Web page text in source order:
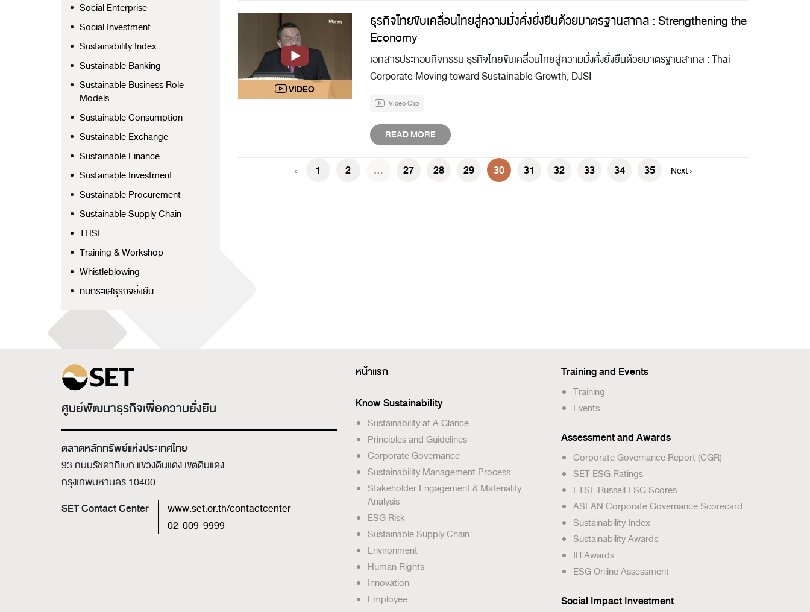
Social Enterprise
Social Investment
Sustainability Index
Sustainable Banking
Sustainable Business Role
Models
Sustainable Consumption
Sustainable Exchange
Sustainable Finance
Sustainable Investment
Sustainable Procurement
Sustainable Supply Chain
THSI
Training & Workshop
Whistleblowing
ทันกระแสธุรกิจยั่งยืน
ธุรกิจไทยขับเคลื่อนไทยสู่ความมั่งคั่งยั่งยืนด้วยมาตรฐานสากล : Strengthening the
Economy
เอกสารประกอบกิจกรรม ธุรกิจไทยขับเคลื่อนไทยสู่ความมั่งคั่งยั่งยืนด้วยมาตรฐานสากล : Thai
Corporate Moving toward Sustainable Growth, DJSI
Video Clip
READ MORE
‹ 1 2 ... 27 28 29 30 31 32 33 34 35 Next ›
ศูนย์พัฒนาธุรกิจเพื่อความยั่งยืน
ตลาดหลักทรัพย์แห่งประเทศไทย
93 ถนนรัชดาภิเษก แขวงดินแดง เขตดินแดง
กรุงเทพมหานคร 10400
SET Contact Center
www.set.or.th/contactcenter
02-009-9999
หน้าแรก
Know Sustainability
Sustainability at A Glance
Principles and Guidelines
Corporate Governance
Sustainability Management Process
Stakeholder Engagement & Materiality
Analysis
ESG Risk
Sustainable Supply Chain
Environment
Human Rights
Innovation
Employee
Training and Events
Training
Events
Assessment and Awards
Corporate Governance Report (CGR)
SET ESG Ratings
FTSE Russell ESG Scores
ASEAN Corporate Governance Scorecard
Sustainability Index
Sustainability Awards
IR Awards
ESG Online Assessment
Social Impact Investment